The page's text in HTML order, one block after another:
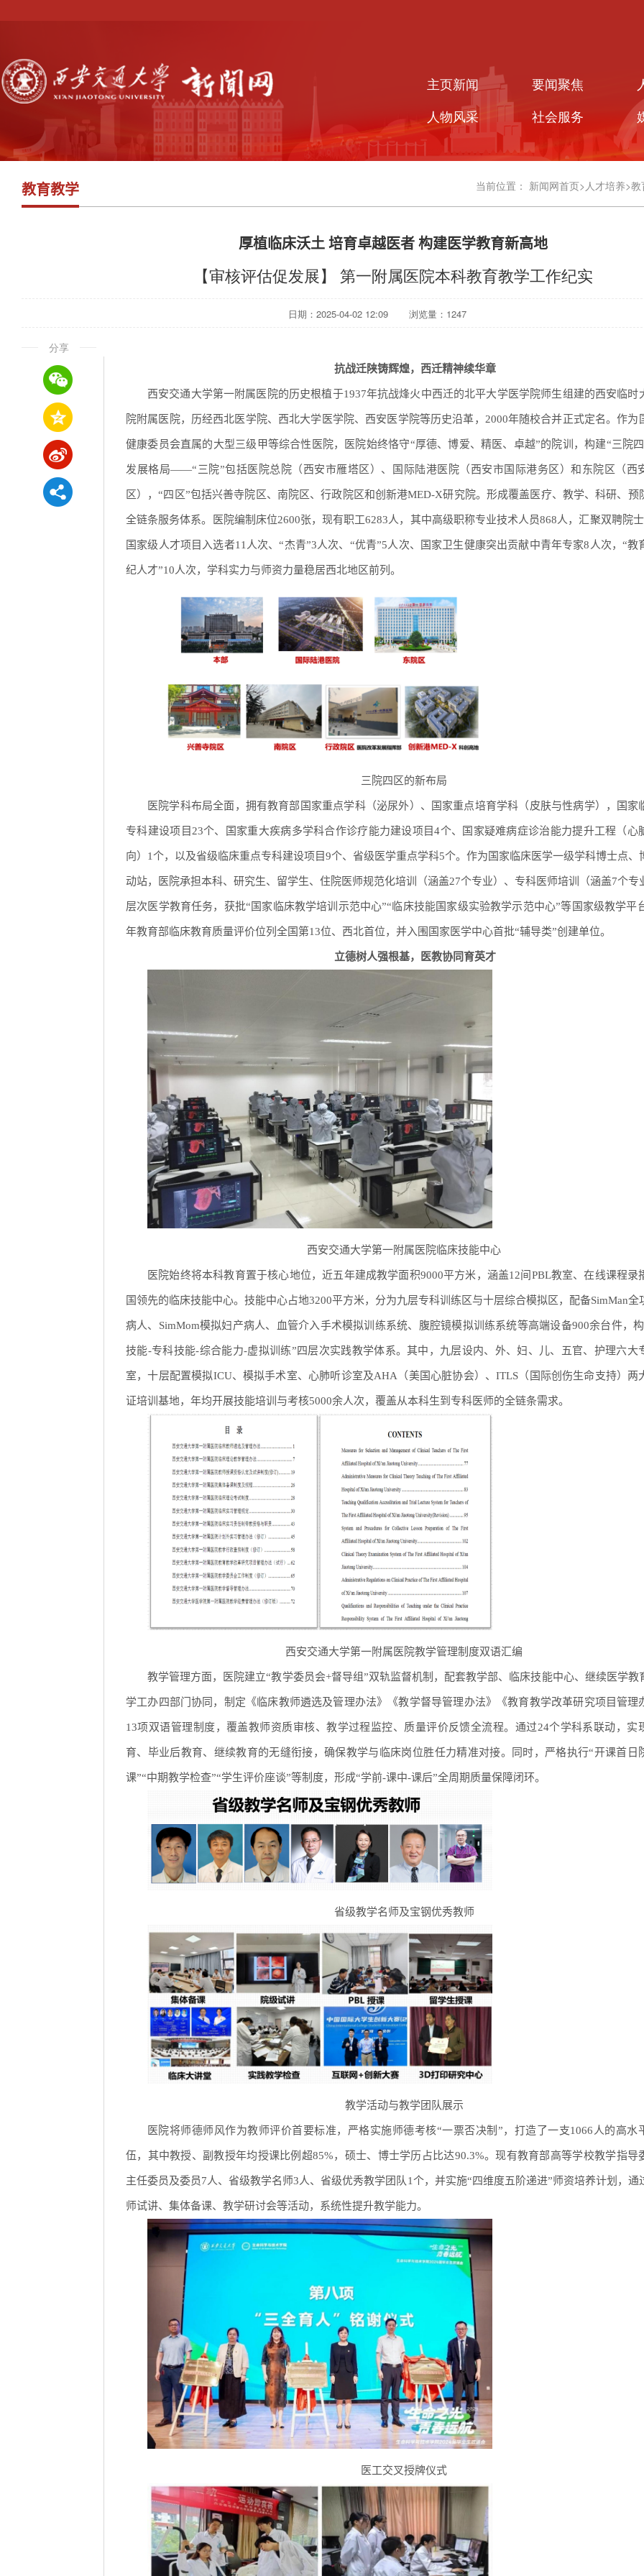
主页新闻 要闻聚焦
人物风采
社会服务
当前位置： 新闻网首页>人才培养>教
教育教学
分享
厚植临床沃土 培育卓越医者 构建医学教育新高地
【审核评估促发展】 第一附属医院本科教育教学工作纪实
日期：2025-04-02 12:09 浏览量： 1247
抗战迁陕铸辉煌，西迁精神续华章
西安交通大学第一附属医院的历史根植于1937年抗战烽火中西迁的北平大学医学院师生组建的西安临时
院附属医院，历经西北医学院、西北大学医学院、西安医学院等历史沿革，2000年随校合并正式定名。作为
健康委员会直属的大型三级甲等综合性医院，医院始终恪守“厚德、博爱、精医、卓越”的院训，构建“三院
发展格局——“三院”包括医院总院（西安市雁塔区）、国际陆港医院（西安市国际港务区）和东院区（西
区），“四区”包括兴善寺院区、南院区、行政院区和创新港MED-X研究院。形成覆盖医疗、教学、科研、预
全链条服务体系。医院编制床位2600张，现有职工6283人，其中高级职称专业技术人员868人，汇聚双聘院
国家级人才项目入选者11人次、“杰青”3人次、“优青”5人次、国家卫生健康突出贡献中青年专家8人次，“教
纪人才”10人次，学科实力与师资力量稳居西北地区前列。
三院四区的新布局
医院学科布局全面，拥有教育部国家重点学科（泌尿外）、国家重点培育学科（皮肤与性病学），国家
专科建设项目23个、国家重大疾病多学科合作诊疗能力建设项目4个、国家疑难病症诊治能力提升工程（心
向）1个，以及省级临床重点专科建设项目9个、省级医学重点学科5个。作为国家临床医学一级学科博士点、
动站，医院承担本科、研究生、留学生、住院医师规范化培训（涵盖27个专业）、专科医师培训（涵盖7个专
层次医学教育任务，获批“国家临床教学培训示范中心”“临床技能国家级实验教学示范中心”等国家级教学平
年教育部临床教育质量评价位列全国第13位、西北首位，并入围国家医学中心首批“辅导类”创建单位。
立德树人强根基，医教协同育英才
西安交通大学第一附属医院临床技能中心
医院始终将本科教育置于核心地位，近五年建成教学面积9000平方米，涵盖12间PBL教室、在线课程录
国领先的临床技能中心。技能中心占地3200平方米，分为九层专科训练区与十层综合模拟区，配备SimMan全
病人、SimMom模拟妇产病人、血管介入手术模拟训练系统、腹腔镜模拟训练系统等高端设备900余台件，
技能-专科技能-综合能力-虚拟训练”四层次实践教学体系。其中，九层设内、外、妇、儿、五官、护理六大
室，十层配置模拟ICU、模拟手术室、心肺听诊室及AHA（美国心脏协会）、ITLS（国际创伤生命支持）两
证培训基地，年均开展技能培训与考核5000余人次，覆盖从本科生到专科医师的全链条需求。
西安交通大学第一附属医院教学管理制度双语汇编
教学管理方面，医院建立“教学委员会+督导组”双轨监督机制，配套教学部、临床技能中心、继续医学教
学工办四部门协同，制定《临床教师遴选及管理办法》《教学督导管理办法》《教育教学改革研究项目管理
13项双语管理制度，覆盖教师资质审核、教学过程监控、质量评价反馈全流程。通过24个学科系联动，实
育、毕业后教育、继续教育的无缝衔接，确保教学与临床岗位胜任力精准对接。同时，严格执行“开课首日
课”“中期教学检查”“学生评价座谈”等制度，形成“学前-课中-课后”全周期质量保障闭环。
省级教学名师及宝钢优秀教师
教学活动与教学团队展示
医院将师德师风作为教师评价首要标准，严格实施师德考核“一票否决制”，打造了一支1066人的高水
伍，其中教授、副教授年均授课比例超85%，硕士、博士学历占比达90.3%。现有教育部高等学校教学指导
主任委员及委员7人、省级教学名师3人、省级优秀教学团队1个，并实施“四维度五阶递进”师资培养计划，通
师试讲、集体备课、教学研讨会等活动，系统性提升教学能力。
医工交叉授牌仪式